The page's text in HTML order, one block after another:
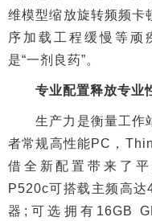
维模型缩放旋转频频卡
序加载工程缓慢等顽
是“一剂良药”。
专业配置释放专业性
生产力是衡量工作站
者常规高性能PC，
借全新配置带来了
P520c可搭载主频高
器;可选拥有16GB